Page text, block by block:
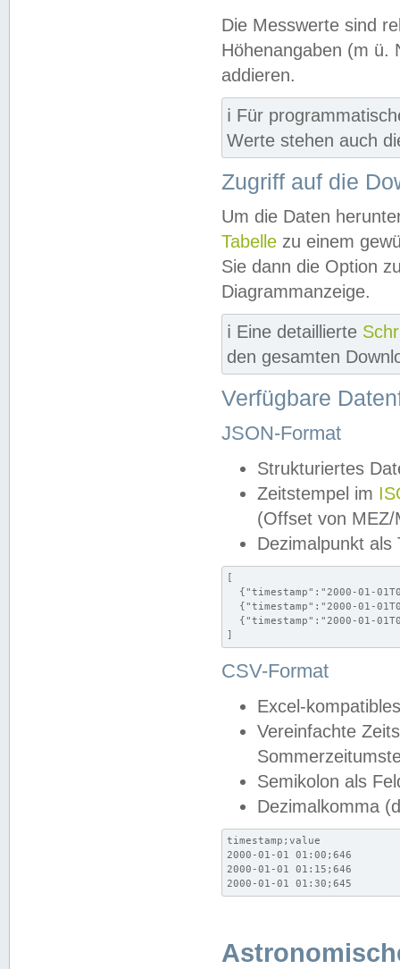
Die Messwerte sind
Höhenangaben (m ü.
addieren.
ℹ️ Für
Werte stehen auch
Zugriff auf die
Um die Daten
Tabelle zu einem
Sie dann die Option
Diagrammanzeige.
ℹ️ Eine detaillierte
den gesamten
Verfügbare
JSON-Format
Strukturiertes
Zeitstempel im
(Offset von MEZ/
Dezimalpunkt als
[
{"timestamp":"2000-01-
{"timestamp":"2000-01-
{"timestamp":"2000-01-
]
CSV-Format
Excel-
Vereinfachte
Semikolon als
Dezimalkomma
timestamp;value
2000-01-01 01:00;646
2000-01-01 01:15;646
2000-01-01 01:30;645